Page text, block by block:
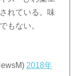
れている。味
もない。
2018年